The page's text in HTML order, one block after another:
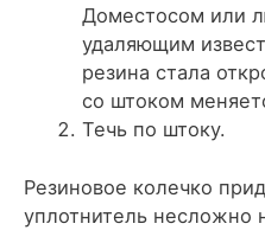
Доместосом или
удаляющим
резина стала
со штоком
Течь по штоку.
Резиновое колечко
уплотнитель несложно